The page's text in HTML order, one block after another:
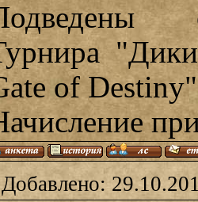
of
Добавлено: